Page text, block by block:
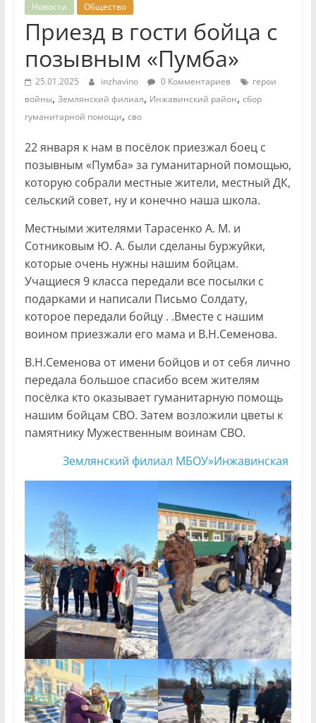
Новости Общество
Приезд в гости бойца с
позывным «Пумба»
25.01.2025 inzhavino 0 Комментариев
герои
войны, Землянский филиал, Инжавинский район, сбор
гуманитарной помощи, сво
22 января к нам в посёлок приезжал боец с
позывным «Пумба» за гуманитарной помощью,
которую собрали местные жители, местный ДК,
сельский совет, ну и конечно наша школа.
Местными жителями Тарасенко А. М. и
Сотниковым Ю. А. были сделаны буржуйки,
которые очень нужны нашим бойцам.
Учащиеся 9 класса передали все посылки с
подарками и написали Письмо Солдату,
которое передали бойцу . .Вместе с нашим
воином приезжали его мама и В.Н.Семенова.
В.Н.Семенова от имени бойцов и от себя лично
передала большое спасибо всем жителям
посёлка кто оказывает гуманитарную помощь
нашим бойцам СВО. Затем возложили цветы к
памятнику Мужественным воинам СВО.
Землянский филиал МБОУ»Инжавинская